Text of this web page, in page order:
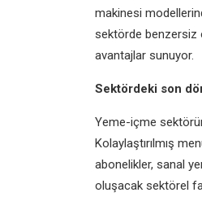
makinesi
sektörde benzersiz
avantajlar sunuyor.
Sektördeki son
Yeme-içme
Kolaylaştırılmış
abonelikler, sanal
oluşacak sektörel